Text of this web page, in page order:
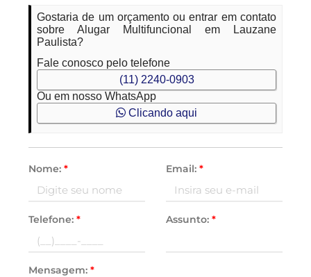
Gostaria de um orçamento ou entrar em contato
sobre Alugar Multifuncional em Lauzane
Paulista?
Fale conosco pelo telefone
(11) 2240-0903
Ou em nosso WhatsApp
Clicando aqui
Nome:* Email: *
Telefone:* Assunto: *
Mensagem:*